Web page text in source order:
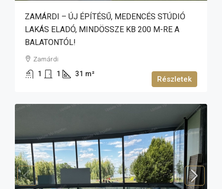
ZAMÁRDI – ÚJ ÉPÍTÉSŰ, MEDENCÉS STÚDIÓ
LAKÁS ELADÓ, MINDÖSSZE KB 200 M-RE A
BALATONTÓL!
Zamárdi
1 1 31 m²
Részletek